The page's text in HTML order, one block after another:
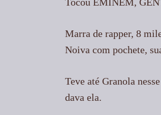
Marra de rapper, 8
Noiva com pochete,
Teve até Granola
dava ela.